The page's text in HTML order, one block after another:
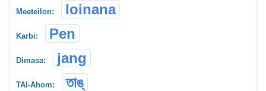
Meeteilon: loinana
Karbi: Pen
Dimasa: jang
TAI-Ahom: তাঙ্